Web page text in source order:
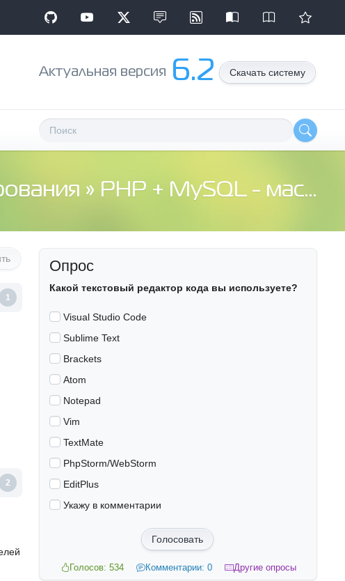
Aктуальная версия 6.2 Скачать систему
» PHP + MySQL - массив с циклом, апдейт записей БД
1
2
Опрос
Какой текстовый редактор кода вы используете?
Visual Studio Code
Sublime Text
Brackets
Atom
Notepad
Vim
TextMate
PhpStorm/WebStorm
EditPlus
Укажу в комментарии
Голосовать
Голосов: 534 Комментарии: 0 Другие опросы